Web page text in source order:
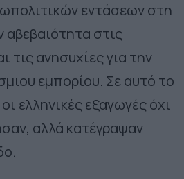
εντάσεων στη
στις
τις ανησυχίες για την
εμπορίου. Σε αυτό το
ελληνικές εξαγωγές όχι
αλλά κατέγραψαν